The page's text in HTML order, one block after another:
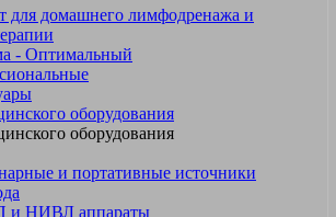
для домашнего лимфодренажа и
- Оптимальный
оборудования
оборудования
и портативные источники
НИВЛ аппараты